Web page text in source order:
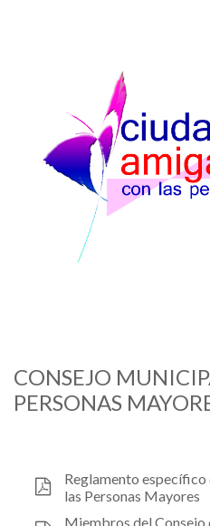
CONSEJO
PERSONAS
Reglamento específico
las Personas Mayores
Miembros del Consejo